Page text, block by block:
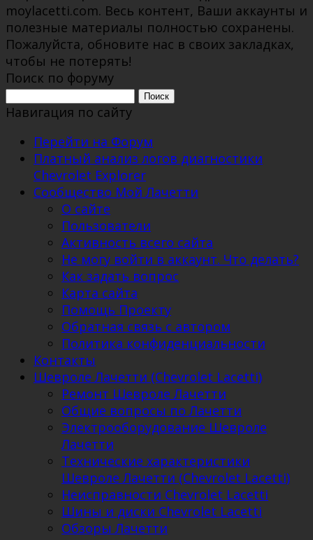
moylacetti.com. Весь контент, Ваши аккаунты и
полезные материалы полностью сохранены.
Пожалуйста, обновите нас в своих закладках,
чтобы не потерять!
Поиск по форуму
Поиск:
Навигация по сайту
Перейти на Форум
Платный анализ логов диагностики
Chevrolet Explorer
Сообщество Мой Лачетти
О сайте
Пользователи
Активность всего сайта
Не могу войти в аккаунт. Что делать?
Как задать вопрос
Карта сайта
Помощь Проекту
Обратная связь с автором
Политика конфиденциальности
Контакты
Шевроле Лачетти (Chevrolet Lacetti)
Ремонт Шевроле Лачетти
Общие вопросы по Лачетти
Электрооборудование Шевроле
Лачетти
Технические характеристики
Шевроле Лачетти (Chevrolet Lacetti)
Неисправности Chevrolet Lacetti
Шины и диски Chevrolet Lacetti
Обзоры Лачетти